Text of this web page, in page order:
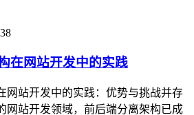
在网站开发中的实践
网站开发中的实践：优势与挑战并存
网站开发领域，前后端分离架构已成